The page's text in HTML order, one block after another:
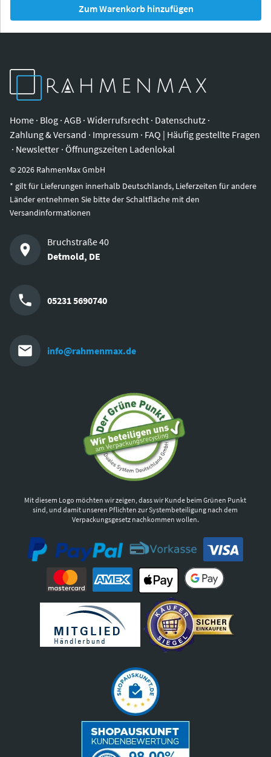
Zum Warenkorb hinzufügen
Home · Blog · AGB · Widerrufsrecht · Datenschutz ·
Zahlung & Versand · Impressum · FAQ | Häufig gestellte Fragen
· Newsletter · Öffnungszeiten Ladenlokal
©2026 RahmenMax GmbH
* gilt für Lieferungen innerhalb Deutschlands, Lieferzeiten für andere
Länder entnehmen Sie bitte der Schaltfläche mit den
Versandinformationen
Bruchstraße 40
Detmold, DE
05231 5690740
info@rahmenmax.de
Mit diesem Logo möchten wir zeigen, dass wir Kunde beim Grünen Punkt
sind, und damit unseren Pflichten zur Systembeteiligung nach dem
Verpackungsgesetz nachkommen wollen.